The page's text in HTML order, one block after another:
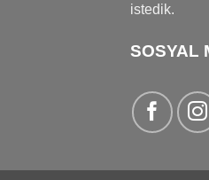
istedik.
SOSYAL